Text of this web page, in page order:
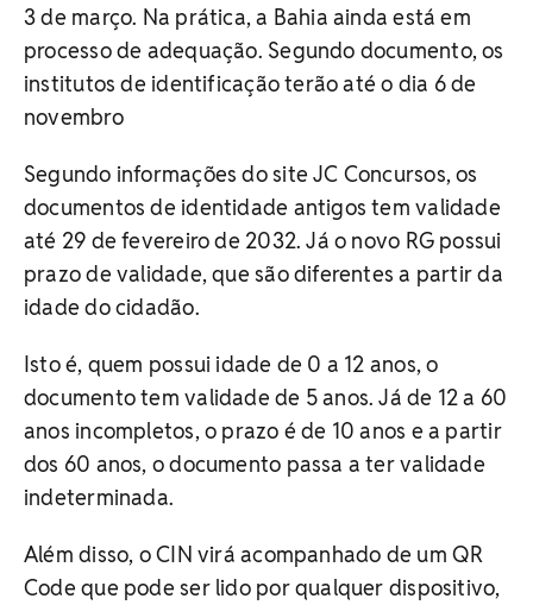
3 de março. Na prática, a Bahia ainda está em
processo de adequação. Segundo documento, os
institutos de identificação terão até o dia 6 de
novembro
Segundo informações do site JC Concursos, os
documentos de identidade antigos tem validade
até 29 de fevereiro de 2032. Já o novo RG possui
prazo de validade, que são diferentes a partir da
idade do cidadão.
Isto é, quem possui idade de 0 a 12 anos, o
documento tem validade de 5 anos. Já de 12 a 60
anos incompletos, o prazo é de 10 anos e a partir
dos 60 anos, o documento passa a ter validade
indeterminada.
Além disso, o CIN virá acompanhado de um QR
Code que pode ser lido por qualquer dispositivo,